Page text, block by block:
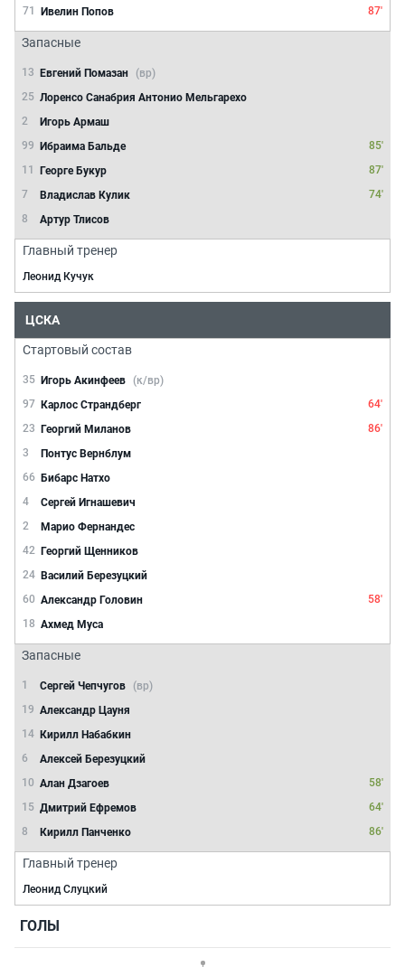
71
Ивелин Попов 87'
Запасные
13 Евгений Помазан
(вр)
25 Лоренсо Санабрия Антонио Мельгарехо
2
Игорь Армаш
99 Ибраима Бальде
85'
11
Георге Букур
87'
7
Владислав Кулик
74'
8
Артур Тлисов
Главный тренер
Леонид Кучук
ЦСКА
Стартовый состав
35 Игорь Акинфеев (к/вр)
97 Карлос Страндберг
64'
23 Георгий Миланов
86'
3
Понтус Вернблум
66 Бибарс Натхо
4
Сергей Игнашевич
2
Марио Фернандес
42 Георгий Щенников
24 Василий Березуцкий
60 Александр Головин
58'
18 Ахмед Муса
Запасные
1 Сергей Чепчугов
(вр)
19 Александр Цауня
14 Кирилл Набабкин
6
Алексей Березуцкий
10 Алан Дзагоев
58'
15 Дмитрий Ефремов
64'
8
Кирилл Панченко 86'
Главный тренер
Леонид Слуцкий
ГОЛЫ